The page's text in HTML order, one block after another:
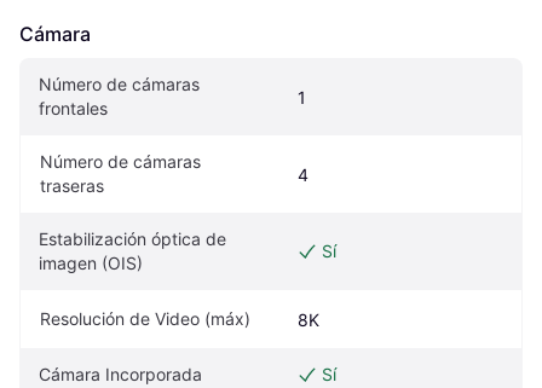
Cámara
Número de cámaras
frontales
1
Número de cámaras
traseras
4
Estabilización óptica de
imagen (OIS)
Sí
Resolución de Video (máx) 8K
Cámara Incorporada Sí